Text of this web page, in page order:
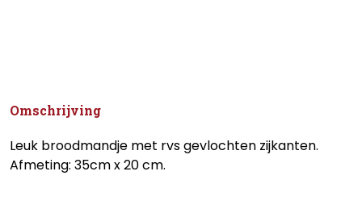
Omschrijving
Leuk broodmandje met rvs gevlochten zijkanten.
Afmeting: 35cm x 20 cm.